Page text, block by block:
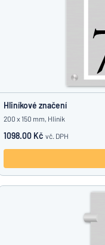
Hliníkové značení
200 x 150 mm, Hliník
1098.00 Kč vč. DPH